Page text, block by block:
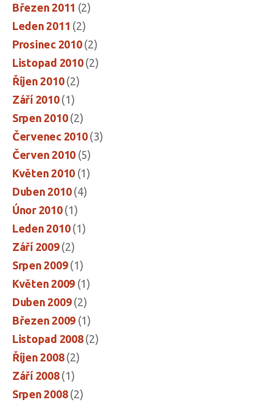
Březen 2011 (2)
Leden 2011 (2)
Prosinec 2010(2)
Listopad 2010(2)
Říjen 2010(2)
Září 2010(1)
Srpen 2010(2)
Červenec 2010(3)
Červen 2010 (5)
Květen 2010 (1)
Duben 2010(4)
Únor 2010(1)
Leden 2010(1)
Září 2009(2)
Srpen 2009(1)
Květen 2009 (1)
Duben 2009(2)
Březen 2009 (1)
Listopad 2008(2)
Říjen 2008(2)
Září 2008(1)
Srpen 2008(2)